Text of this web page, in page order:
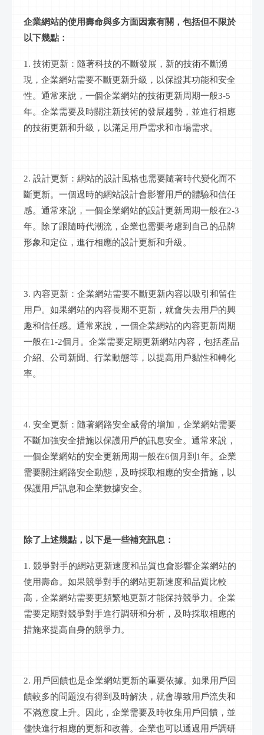
企業網站的使用壽命與多方面因素有關，包括但不限於
以下幾點：
1. 技術更新：隨著科技的不斷發展，新的技術不斷湧
現，企業網站需要不斷更新升級，以保證其功能和安全
性。通常來說，一個企業網站的技術更新周期一般3-5
年。企業需要及時關注新技術的發展趨勢，並進行相應
的技術更新和升級，以滿足用戶需求和市場需求。
2. 設計更新：網站的設計風格也需要隨著時代變化而不
斷更新。一個過時的網站設計會影響用戶的體驗和信任
感。通常來說，一個企業網站的設計更新周期一般在2-3
年。除了跟隨時代潮流，企業也需要考慮到自己的品牌
形象和定位，進行相應的設計更新和升級。
3. 內容更新：企業網站需要不斷更新內容以吸引和留住
用戶。如果網站的內容長期不更新，就會失去用戶的興
趣和信任感。通常來說，一個企業網站的內容更新周期
一般在1-2個月。企業需要定期更新網站內容，包括產品
介紹、公司新聞、行業動態等，以提高用戶黏性和轉化
率。
4. 安全更新：隨著網路安全威脅的增加，企業網站需要
不斷加強安全措施以保護用戶的訊息安全。通常來說，
一個企業網站的安全更新周期一般在6個月到1年。企業
需要關注網路安全動態，及時採取相應的安全措施，以
保護用戶訊息和企業數據安全。
除了上述幾點，以下是一些補充訊息：
1. 競爭對手的網站更新速度和品質也會影響企業網站的
使用壽命。如果競爭對手的網站更新速度和品質比較
高，企業網站需要更頻繁地更新才能保持競爭力。企業
需要定期對競爭對手進行調研和分析，及時採取相應的
措施來提高自身的競爭力。
2. 用戶回饋也是企業網站更新的重要依據。如果用戶回
饋較多的問題沒有得到及時解決，就會導致用戶流失和
不滿意度上升。因此，企業需要及時收集用戶回饋，並
儘快進行相應的更新和改善。企業也可以通過用戶調研